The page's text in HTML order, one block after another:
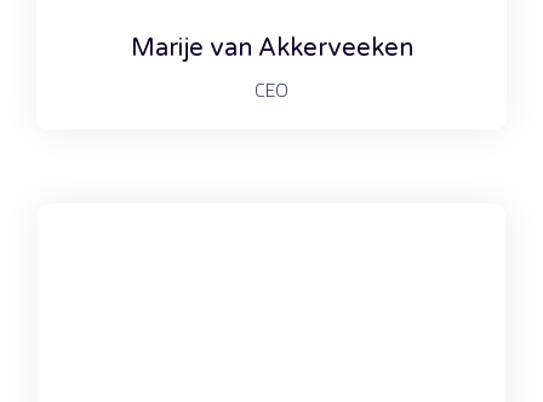
Marije van Akkerveeken
CEO